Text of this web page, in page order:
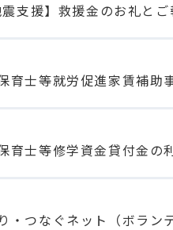
支援】救援金のお礼とご
育士等就労促進家賃補助
育士等修学資金貸付金の
・つなぐネット（ボラン